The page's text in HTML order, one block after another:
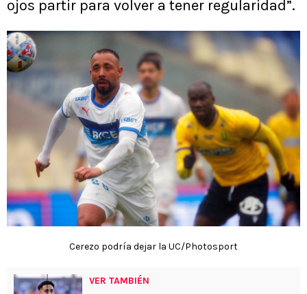
ojos partir para volver a tener regularidad”.
Cerezo podría dejar la UC/Photosport
VER TAMBIÉN